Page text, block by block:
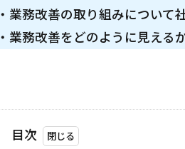
・業務改善の取り組みについて
・業務改善をどのように見える
目次